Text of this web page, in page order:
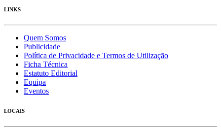
LINKS
Quem Somos
Publicidade
Política de Privacidade e Termos de Utilização
Ficha Técnica
Estatuto Editorial
Equipa
Eventos
LOCAIS